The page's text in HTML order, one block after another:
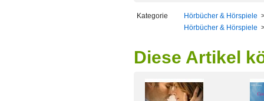
Kategorie Hörbücher & Hörspiele
Hörbücher & Hörspiele
Diese Artikel